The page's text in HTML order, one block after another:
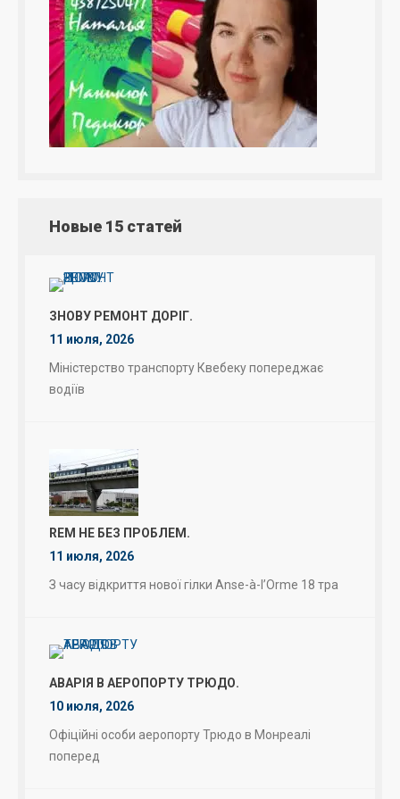
Новые 15 статей
ЗНОВУ РЕМОНТ ДОРІГ.
11 июля, 2026
Міністерство транспорту Квебеку попереджає
водіїв
REM НЕ БЕЗ ПРОБЛЕМ.
11 июля, 2026
З часу відкриття нової гілки Anse-à-l’Orme 18 тра
АВАРІЯ В АЕРОПОРТУ ТРЮДО.
10 июля, 2026
Офіційні особи аеропорту Трюдо в Монреалі
поперед